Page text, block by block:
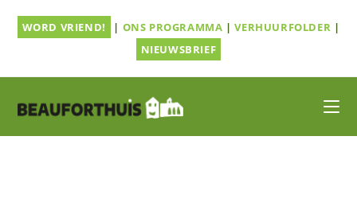
naarWORD VRIEND! | ONS PROGRAMMA |VERHUURFOLDER |
NIEUWSBRIEF